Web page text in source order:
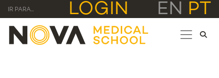
IR PARA... LOGIN EN PT